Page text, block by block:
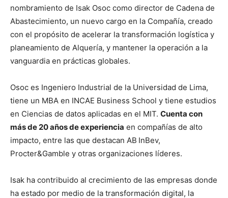
nombramiento de Isak Osoc como director de Cadena de
Abastecimiento, un nuevo cargo en la Compañía, creado
con el propósito de acelerar la transformación logística y
planeamiento de Alquería, y mantener la operación a la
vanguardia en prácticas globales.
Osoc es Ingeniero Industrial de la Universidad de Lima,
tiene un MBA en INCAE Business School y tiene estudios
en Ciencias de datos aplicadas en el MIT. Cuenta con
más de 20 años de experiencia en compañías de alto
impacto, entre las que destacan AB InBev,
Procter&Gamble y otras organizaciones líderes.
Isak ha contribuido al crecimiento de las empresas donde
ha estado por medio de la transformación digital, la